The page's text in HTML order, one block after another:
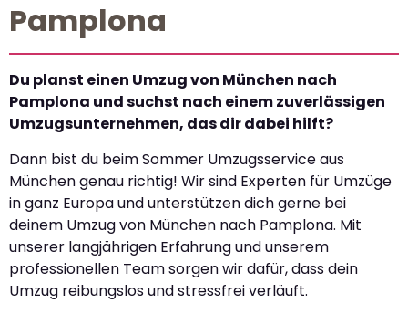
Pamplona
Du planst einen Umzug von München nach
Pamplona und suchst nach einem zuverlässigen
Umzugsunternehmen, das dir dabei hilft?
Dann bist du beim Sommer Umzugsservice aus
München genau richtig! Wir sind Experten für Umzüge
in ganz Europa und unterstützen dich gerne bei
deinem Umzug von München nach Pamplona. Mit
unserer langjährigen Erfahrung und unserem
professionellen Team sorgen wir dafür, dass dein
Umzug reibungslos und stressfrei verläuft.